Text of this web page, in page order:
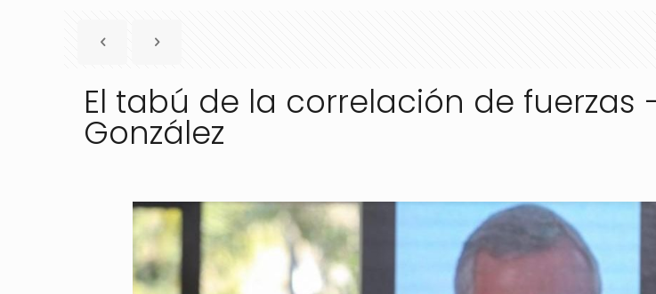
El tabú de la correlación de fuerzas
González